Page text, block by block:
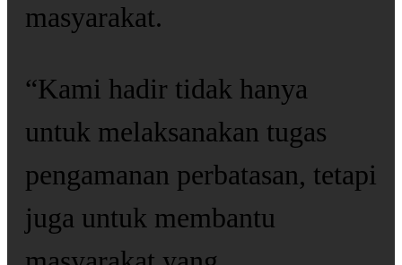
masyarakat.
“Kami hadir tidak hanya
untuk melaksanakan tugas
pengamanan perbatasan, tetapi
juga untuk membantu